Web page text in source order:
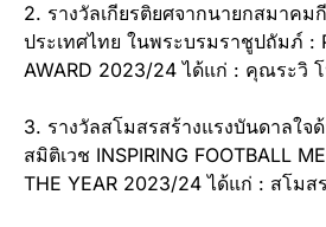
2. รางวัลเกียรติยศจากนายกสมาค
ประเทศไทย ในพระบรมราชูปถัมภ์ :
AWARD 2023/24 ได้แก่ : คุณระวิ
3. รางวัลสโมสรสร้างแรงบันดาลใจ
สมิติเวช INSPIRING FOOTBALL
THE YEAR 2023/24 ได้แก่ : สโมส